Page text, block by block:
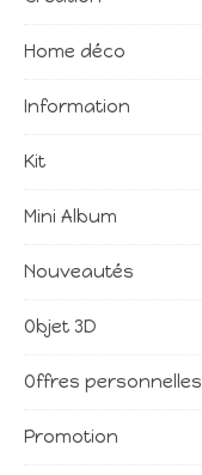
Home déco
Information
Kit
Mini Album
Nouveautés
Objet 3D
Offres personnelles
Promotion